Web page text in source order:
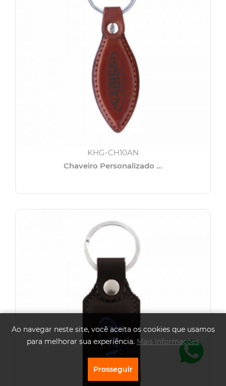
KHG-CH10AN
Chaveiro Personalizado ...
Ao navegar neste site, você aceita os cookies que usamos
para melhorar sua experiência. Mais informações
Prosseguir